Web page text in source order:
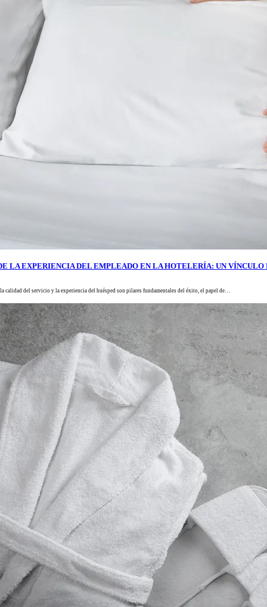
LA EXPERIENCIA DEL EMPLEADO EN LA HOTELERÍA: UN
calidad del servicio y la experiencia del huésped son pilares fundamentales del éxito, el papel de…